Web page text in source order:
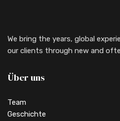
We bring the years, global
our clients through new and
Über uns
Team
Geschichte